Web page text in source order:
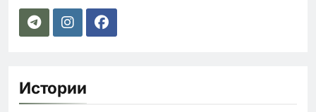
Истории